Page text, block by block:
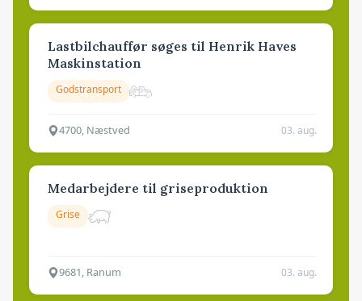
Lastbilchauffør søges til Henrik Haves
Maskinstation
Godstransport
4700, Næstved 03. aug.
Medarbejdere til griseproduktion
Grise
9681, Ranum 03. aug.